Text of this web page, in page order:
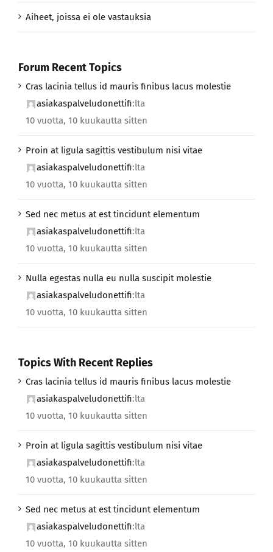
Aiheet, joissa ei ole vastauksia
Forum Recent Topics
Cras lacinia tellus id mauris finibus lacus molestie
asiakaspalveludonettifi:lta
10 vuotta, 10 kuukautta sitten
Proin at ligula sagittis vestibulum nisi vitae
asiakaspalveludonettifi:lta
10 vuotta, 10 kuukautta sitten
Sed nec metus at est tincidunt elementum
asiakaspalveludonettifi:lta
10 vuotta, 10 kuukautta sitten
Nulla egestas nulla eu nulla suscipit molestie
asiakaspalveludonettifi:lta
10 vuotta, 10 kuukautta sitten
Topics With Recent Replies
Cras lacinia tellus id mauris finibus lacus molestie
asiakaspalveludonettifi:lta
10 vuotta, 10 kuukautta sitten
Proin at ligula sagittis vestibulum nisi vitae
asiakaspalveludonettifi:lta
10 vuotta, 10 kuukautta sitten
Sed nec metus at est tincidunt elementum
asiakaspalveludonettifi:lta
10 vuotta, 10 kuukautta sitten